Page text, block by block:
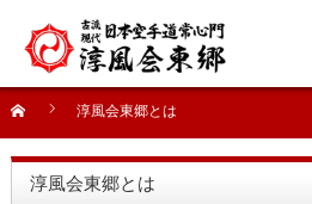
淳風会東郷とは
淳風会東郷とは